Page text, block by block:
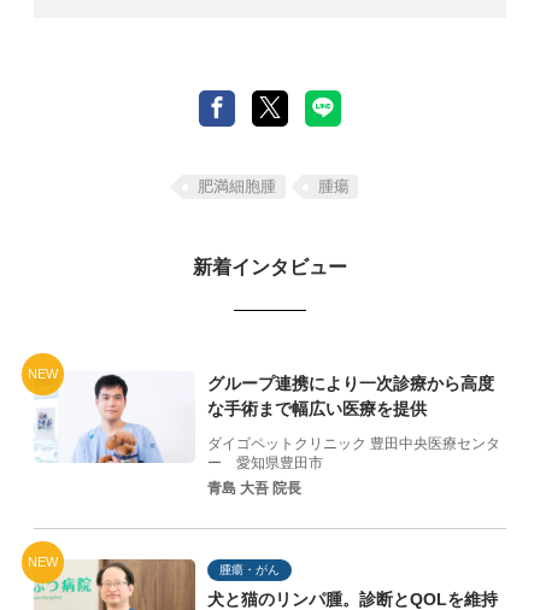
肥満細胞腫 腫瘍
新着インタビュー
NEW
グループ連携により一次診療から高度
な手術まで幅広い医療を提供
ダイゴペットクリニック 豊田中央医療センタ
ー 愛知県豊田市
青島 大吾 院長
NEW
腫瘍・がん
犬と猫のリンパ腫。診断とQOLを維持